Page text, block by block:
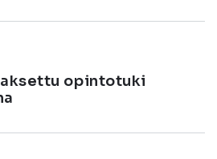
opintotuki